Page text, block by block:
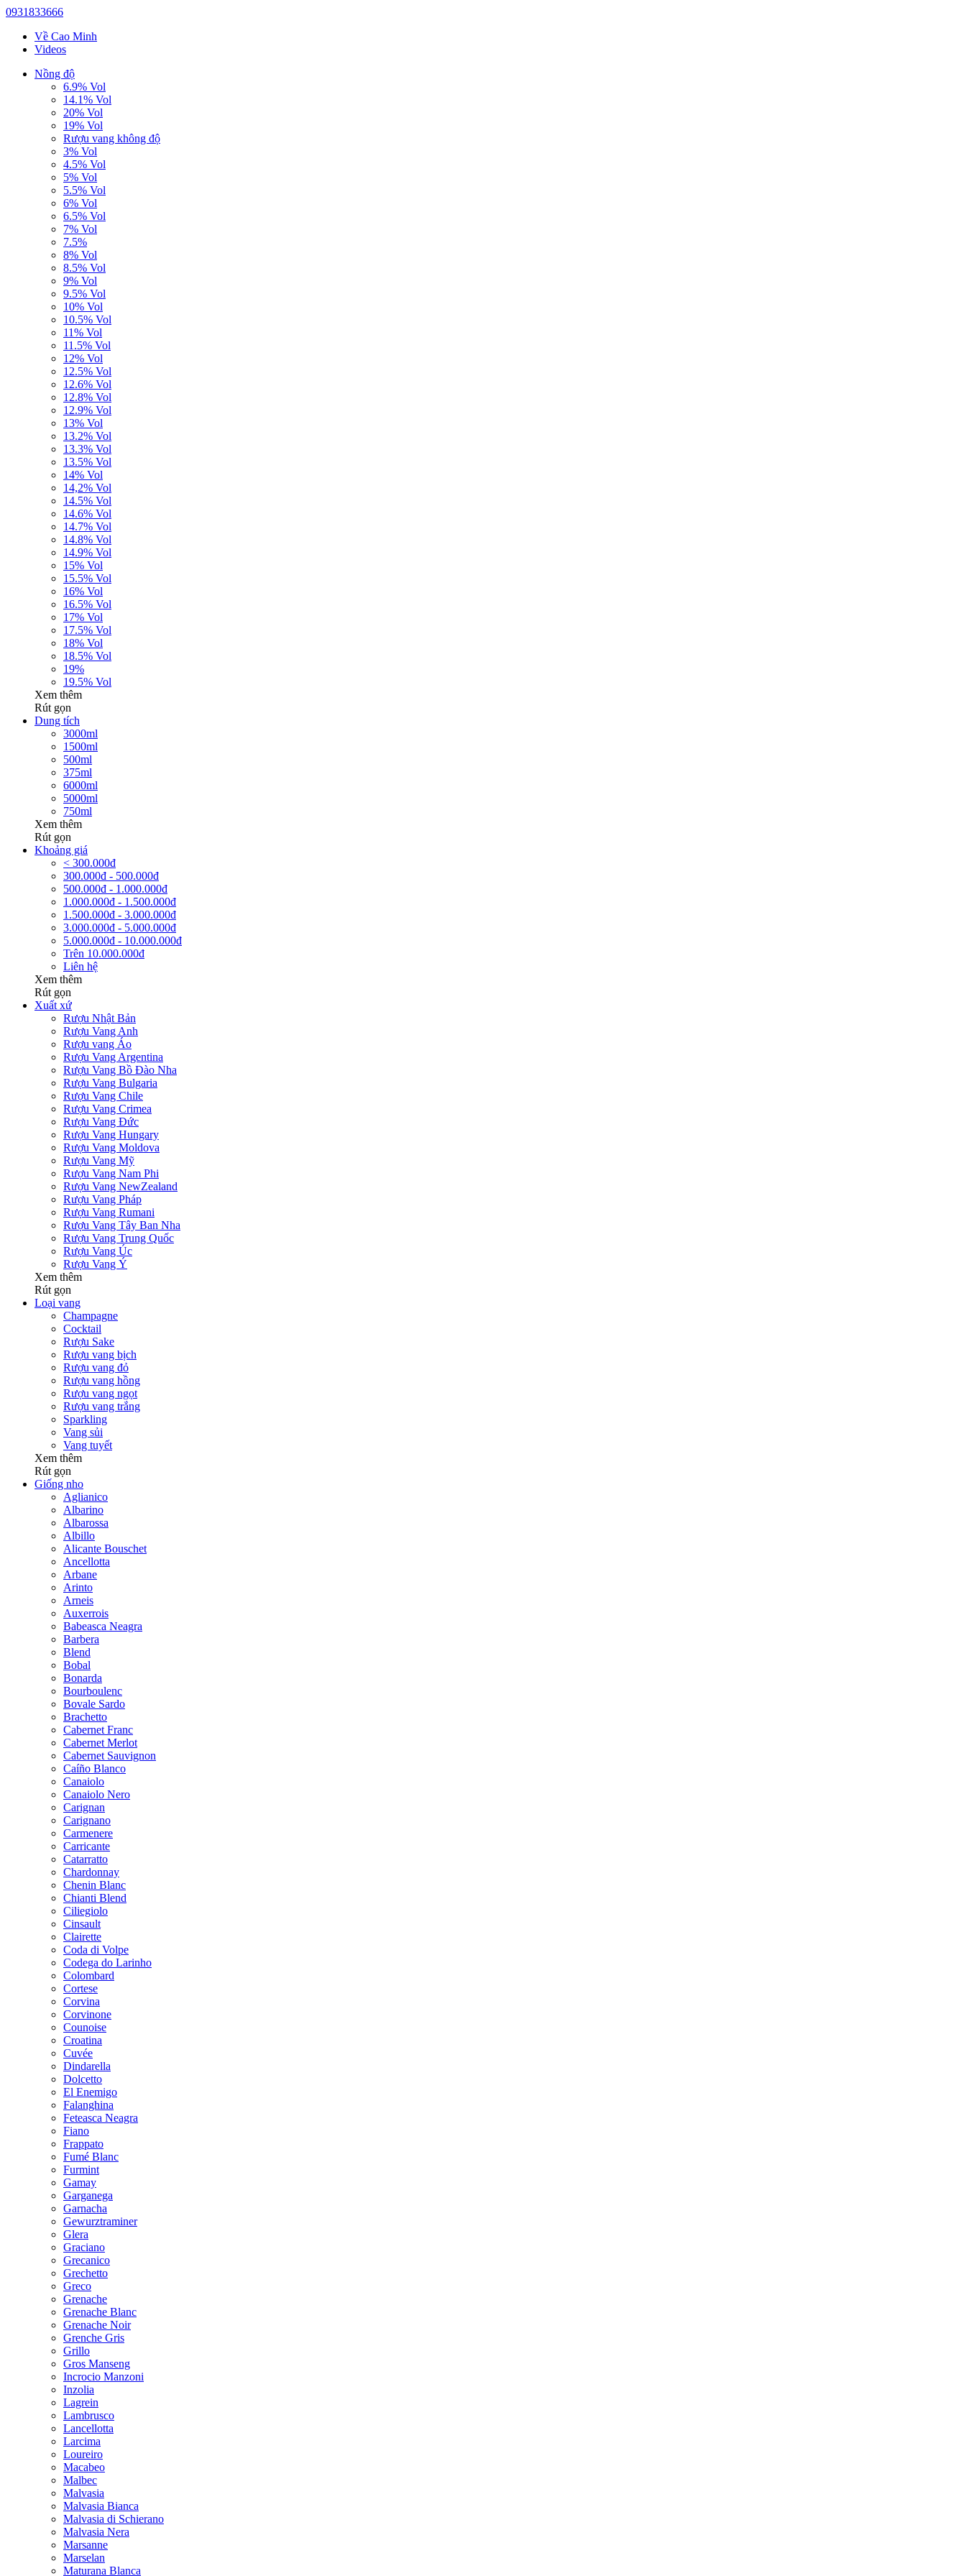
0931833666
Về Cao Minh
Videos
Nồng độ
6.9% Vol
14.1% Vol
20% Vol
19% Vol
Rượu vang không độ
3% Vol
4.5% Vol
5% Vol
5.5% Vol
6% Vol
6.5% Vol
7% Vol
7.5%
8% Vol
8.5% Vol
9% Vol
9.5% Vol
10% Vol
10.5% Vol
11% Vol
11.5% Vol
12% Vol
12.5% Vol
12.6% Vol
12.8% Vol
12.9% Vol
13% Vol
13.2% Vol
13.3% Vol
13.5% Vol
14% Vol
14,2% Vol
14.5% Vol
14.6% Vol
14.7% Vol
14.8% Vol
14.9% Vol
15% Vol
15.5% Vol
16% Vol
16.5% Vol
17% Vol
17.5% Vol
18% Vol
18.5% Vol
19%
19.5% Vol
Xem thêm
Rút gọn
Dung tích
3000ml
1500ml
500ml
375ml
6000ml
5000ml
750ml
Xem thêm
Rút gọn
Khoảng giá
< 300.000đ
300.000đ - 500.000đ
500.000đ - 1.000.000đ
1.000.000đ - 1.500.000đ
1.500.000đ - 3.000.000đ
3.000.000đ - 5.000.000đ
5.000.000đ - 10.000.000đ
Trên 10.000.000đ
Liên hệ
Xem thêm
Rút gọn
Xuất xứ
Rượu Nhật Bản
Rượu Vang Anh
Rượu vang Áo
Rượu Vang Argentina
Rượu Vang Bồ Đào Nha
Rượu Vang Bulgaria
Rượu Vang Chile
Rượu Vang Crimea
Rượu Vang Đức
Rượu Vang Hungary
Rượu Vang Moldova
Rượu Vang Mỹ
Rượu Vang Nam Phi
Rượu Vang NewZealand
Rượu Vang Pháp
Rượu Vang Rumani
Rượu Vang Tây Ban Nha
Rượu Vang Trung Quốc
Rượu Vang Úc
Rượu Vang Ý
Xem thêm
Rút gọn
Loại vang
Champagne
Cocktail
Rượu Sake
Rượu vang bịch
Rượu vang đỏ
Rượu vang hồng
Rượu vang ngọt
Rượu vang trắng
Sparkling
Vang sủi
Vang tuyết
Xem thêm
Rút gọn
Giống nho
Aglianico
Albarino
Albarossa
Albillo
Alicante Bouschet
Ancellotta
Arbane
Arinto
Arneis
Auxerrois
Babeasca Neagra
Barbera
Blend
Bobal
Bonarda
Bourboulenc
Bovale Sardo
Brachetto
Cabernet Franc
Cabernet Merlot
Cabernet Sauvignon
Caíño Blanco
Canaiolo
Canaiolo Nero
Carignan
Carignano
Carmenere
Carricante
Catarratto
Chardonnay
Chenin Blanc
Chianti Blend
Ciliegiolo
Cinsault
Clairette
Coda di Volpe
Codega do Larinho
Colombard
Cortese
Corvina
Corvinone
Counoise
Croatina
Cuvée
Dindarella
Dolcetto
El Enemigo
Falanghina
Feteasca Neagra
Fiano
Frappato
Fumé Blanc
Furmint
Gamay
Garganega
Garnacha
Gewurztraminer
Glera
Graciano
Grecanico
Grechetto
Greco
Grenache
Grenache Blanc
Grenache Noir
Grenche Gris
Grillo
Gros Manseng
Incrocio Manzoni
Inzolia
Lagrein
Lambrusco
Lancellotta
Larcima
Loureiro
Macabeo
Malbec
Malvasia
Malvasia Bianca
Malvasia di Schierano
Malvasia Nera
Marsanne
Marselan
Maturana Blanca